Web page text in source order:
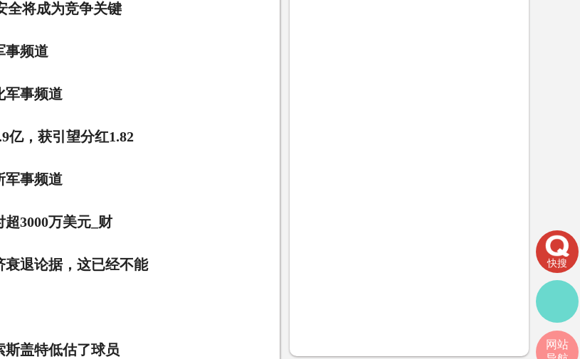
全将成为竞争关键
事频道
军事频道
亿，获引望分红1.82
军事频道
3000万美元_财
退论据，这已经不能
盖特低估了球员
快搜
网站